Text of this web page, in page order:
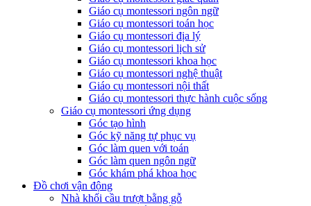
Giáo cụ montessori ngôn ngữ
Giáo cụ montessori toán học
Giáo cụ montessori địa lý
Giáo cụ montessori lịch sử
Giáo cụ montessori khoa học
Giáo cụ montessori nghệ thuật
Giáo cụ montessori nội thất
Giáo cụ montessori thực hành cuộc sống
Giáo cụ montessori ứng dụng
Góc tạo hình
Góc kỹ năng tự phục vụ
Góc làm quen với toán
Góc làm quen ngôn ngữ
Góc khám phá khoa học
Đồ chơi vận động
Nhà khối cầu trượt bằng gỗ